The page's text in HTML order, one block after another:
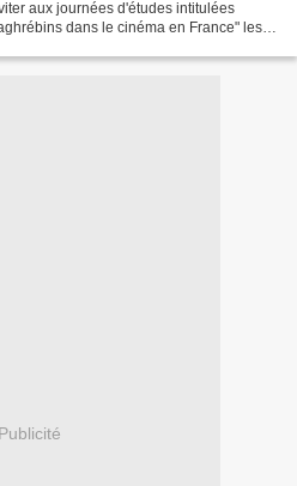
aux journées d'études intitulées
dans le cinéma en France" les
Publicité